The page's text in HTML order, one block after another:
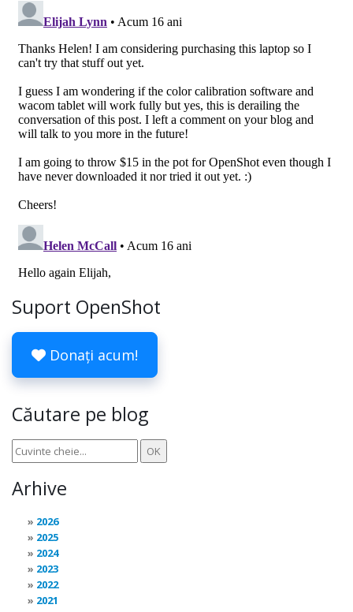
Suport OpenShot
Donați acum!
Căutare pe blog
Arhive
2026
2025
2024
2023
2022
2021